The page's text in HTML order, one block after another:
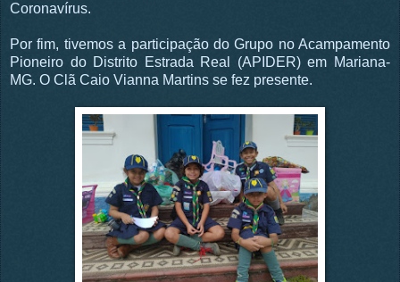
Coronavírus.
Por fim, tivemos a participação do Grupo no Acampamento
Pioneiro do Distrito Estrada Real (APIDER) em Mariana-
MG. O Clã Caio Vianna Martins se fez presente.